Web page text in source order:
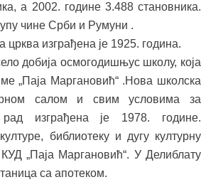
а 2002. године 3.488 становника.
чине Срби и Румуни .
црква изграђена је 1925. година.
добија осмогодишњус школу, која
„Паја Маргановић“ .Нова школска
салом и свим условима за
рад изграђена је 1978. године.
библиотеку и дугу културну
КУД „Паја Маргановић“. У Делиблату
са апотеком.